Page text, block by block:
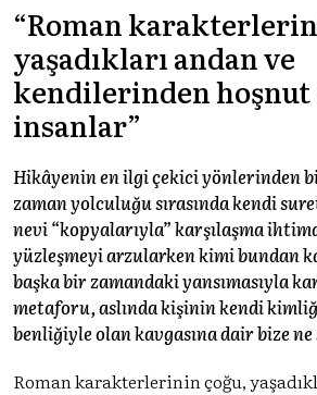
“Roman
yaşadıkları andan ve
kendilerinden hoşnut
insanlar”
Hikâyenin en ilgi çekici yönlerinden
zaman yolculuğu sırasında kendi
nevi “kopyalarıyla” karşılaşma
yüzleşmeyi arzularken kimi bundan
başka bir zamandaki yansımasıyla
metaforu, aslında kişinin kendi
benliğiyle olan kavgasına dair bize
Roman karakterlerinin çoğu,